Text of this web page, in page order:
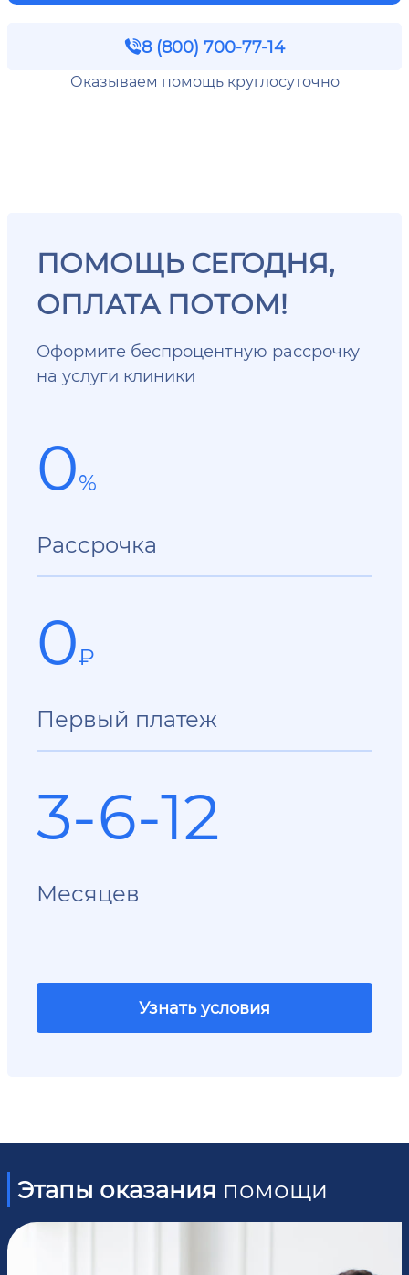
8 (800) 700-77-14
Оказываем помощь круглосуточно
ПОМОЩЬ СЕГОДНЯ,
ОПЛАТА ПОТОМ!
Оформите беспроцентную рассрочку
на услуги клиники
0%
Рассрочка
0₽
Первый платеж
3-6-12
Месяцев
Узнать условия
Этапы оказания помощи